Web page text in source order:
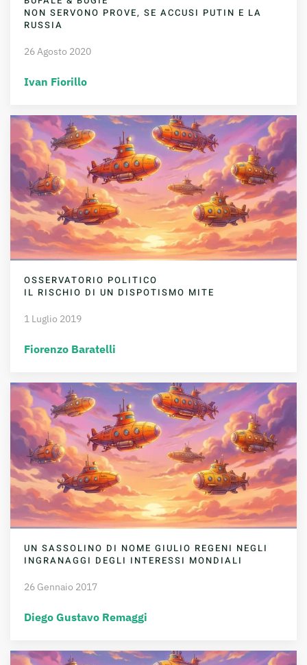
NON SERVONO PROVE, SE ACCUSI PUTIN E LA
RUSSIA
26 Agosto 2020
Ivan Fiorillo
OSSERVATORIO POLITICO
IL RISCHIO DI UN DISPOTISMO MITE
1 Luglio 2019
Fiorenzo Baratelli
UN SASSOLINO DI NOME GIULIO REGENI NEGLI
INGRANAGGI DEGLI INTERESSI MONDIALI
26 Gennaio 2017
Diego Gustavo Remaggi